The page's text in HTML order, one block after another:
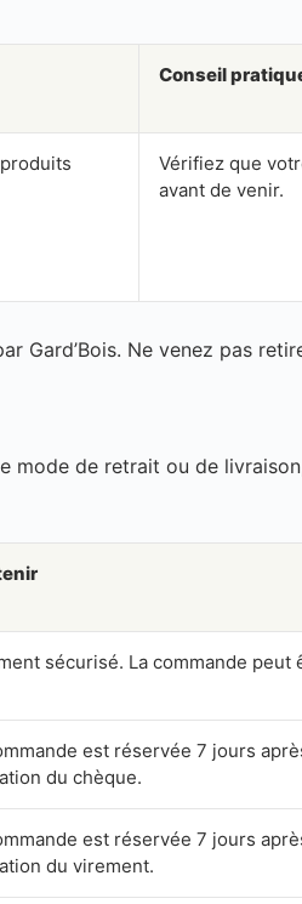
Conseil
Vérifiez que
avant de venir.
Ne venez pas
mode de retrait ou de
sécurisé. La commande
est réservée 7 jours
du chèque.
est réservée 7 jours
du virement.